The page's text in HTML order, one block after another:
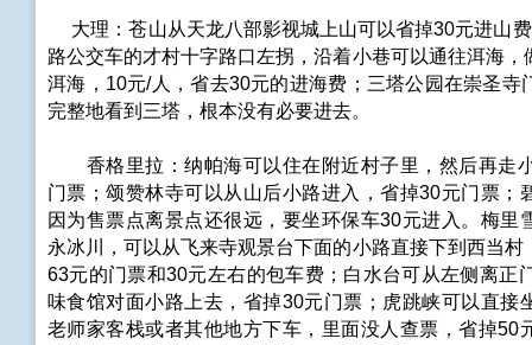
大理：苍山从天龙八部影视城上山可以省掉30元进山
路公交车的才村十字路口左拐，沿着小巷可以通往洱海，
洱海，10元/人，省去30元的进海费；三塔公园在崇圣寺
完整地看到三塔，根本没有必要进去。
香格里拉：纳帕海可以住在附近村子里，然后再走
门票；颂赞林寺可以从山后小路进入，省掉30元门票；
因为售票点离景点还很远，要坐环保车30元进入。梅里
永冰川，可以从飞来寺观景台下面的小路直接下到西当村
63元的门票和30元左右的包车费；白水台可从左侧离正
味食馆对面小路上去，省掉30元门票；虎跳峡可以直接
老师家客栈或者其他地方下车，里面没人查票，省掉50